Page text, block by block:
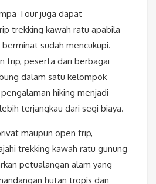
Tour juga dapat
trekking kawah ratu apabila
sudah mencukupi.
trip, peserta dari berbagai
dalam satu kelompok
hiking menjadi
terjangkau dari segi biaya.
maupun open trip,
trekking kawah ratu gunung
petualangan alam yang
hutan tropis dan